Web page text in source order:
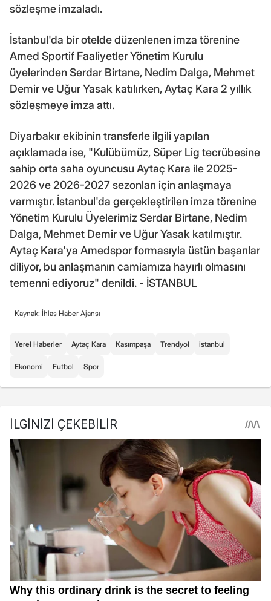
sözleşme imzaladı.
İstanbul'da bir otelde düzenlenen imza törenine
Amed Sportif Faaliyetler Yönetim Kurulu
üyelerinden Serdar Birtane, Nedim Dalga, Mehmet
Demir ve Uğur Yasak katılırken, Aytaç Kara 2 yıllık
sözleşmeye imza attı.
Diyarbakır ekibinin transferle ilgili yapılan
açıklamada ise, "Kulübümüz, Süper Lig tecrübesine
sahip orta saha oyuncusu Aytaç Kara ile 2025-
2026 ve 2026-2027 sezonları için anlaşmaya
varmıştır. İstanbul'da gerçekleştirilen imza törenine
Yönetim Kurulu Üyelerimiz Serdar Birtane, Nedim
Dalga, Mehmet Demir ve Uğur Yasak katılmıştır.
Aytaç Kara'ya Amedspor formasıyla üstün başarılar
diliyor, bu anlaşmanın camiamıza hayırlı olmasını
temenni ediyoruz" denildi. - İSTANBUL
Kaynak: İhlas Haber Ajansı
Yerel Haberler Aytaç Kara Kasımpaşa Trendyol istanbul
Ekonomi Futbol Spor